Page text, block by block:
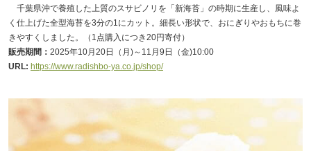
千葉県沖で養殖した上質のスサビノリを「新海苔」の時期に生産し、風味よ
く仕上げた全型海苔を3分の1にカット。細長い形状で、おにぎりやおもちに巻
きやすくしました。（1点購入につき20円寄付）
販売期間： 2025年10月20日（月)～11月9日（金)10:00
URL: https://www.radishbo-ya.co.jp/shop/